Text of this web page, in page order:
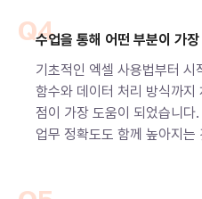
Q4수업을 통해 어떤 부분이 가
기초적인 엑셀 사용법부터
함수와 데이터 처리 방식까지
점이 가장 도움이 되었습니
업무 정확도도 함께 높아지